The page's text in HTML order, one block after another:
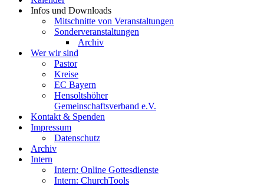
Infos und Downloads
Mitschnitte von Veranstaltungen
Sonderveranstaltungen
Archiv
Wer wir sind
Pastor
Kreise
EC Bayern
Hensoltshöher
Gemeinschaftsverband e.V.
Kontakt & Spenden
Impressum
Datenschutz
Archiv
Intern
Intern: Online Gottesdienste
Intern: ChurchTools